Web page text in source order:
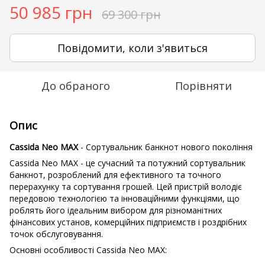
50 985 грн 69 300 грн
Повідомити, коли з'явиться
До обраного Порівняти
Опис
Cassida Neo MAX- Сортувальник банкнот нового покоління
Cassida Neo MAX - це сучасний та потужний сортувальник
банкнот, розроблений для ефективного та точного
перерахунку та сортування грошей. Цей пристрій володіє
передовою технологією та інноваційними функціями, що
роблять його ідеальним вибором для різноманітних
фінансових установ, комерційних підприємств і роздрібних
точок обслуговування.
Основні особливості Cassida Neo MAX: